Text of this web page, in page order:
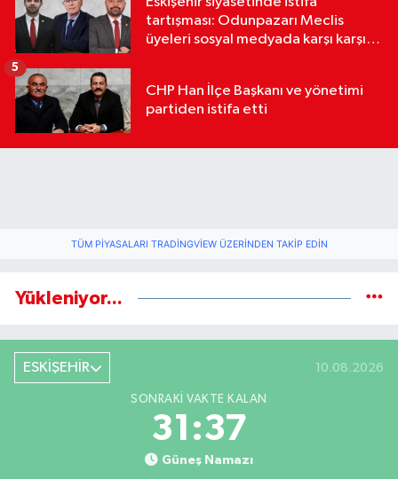
tartışması: Odunpazarı Meclis
üyeleri sosyal medyada karşı karşıya
CHP Han İlçe Başkanı ve yönetimi
partiden istifa etti
5
TÜM PIYASALARI TRADINGVIEW ÜZERINDEN TAKIP EDIN
Yükleniyor...
ESKİŞEHİR 10.08.2026
SONRAKI VAKTE KALAN
31:36
Güneş Namazı